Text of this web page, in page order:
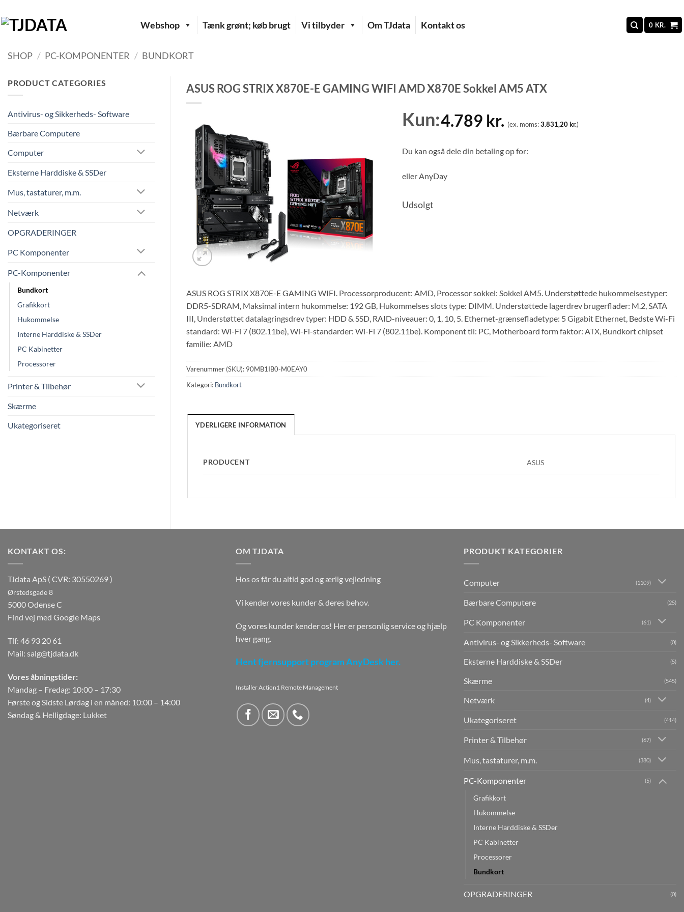
til
indhold
Webshop Tænk grønt; køb brugt Vi tilbyder Om TJdata Kontakt os 0 KR.
SHOP / PC-KOMPONENTER / BUNDKORT
PRODUCT CATEGORIES
Antivirus- og Sikkerheds- Software
Bærbare Computere
Computer
Eksterne Harddiske & SSDer
Mus, tastaturer, m.m.
Netværk
OPGRADERINGER
PC Komponenter
PC-Komponenter
Bundkort
Grafikkort
Hukommelse
Interne Harddiske & SSDer
PC Kabinetter
Processorer
Printer & Tilbehør
Skærme
Ukategoriseret
ASUS ROG STRIX X870E-E GAMING WIFI AMD X870E Sokkel AM5 ATX
Kun:4.789 kr. (ex. moms:3.831,20kr.)
Du kan også dele din betaling op for:
ellerAnyDay
Udsolgt
ASUS ROG STRIX X870E-E GAMING WIFI. Processorproducent: AMD, Processor sokkel: Sokkel AM5. Understøttede hukommelsestyper:
DDR5-SDRAM, Maksimal intern hukommelse: 192 GB, Hukommelses slots type: DIMM. Understøttede lagerdrev brugerflader: M.2, SATA
III, Understøttet datalagringsdrev typer: HDD & SSD, RAID-niveauer: 0, 1, 10, 5. Ethernet-grænsefladetype: 5 Gigabit Ethernet, Bedste Wi-Fi
standard: Wi-Fi 7 (802.11be), Wi-Fi-standarder: Wi-Fi 7 (802.11be). Komponent til: PC, Motherboard form faktor: ATX, Bundkort chipset
familie: AMD
Varenummer (SKU): 90MB1IB0-M0EAY0
Kategori: Bundkort
YDERLIGERE INFORMATION
PRODUCENT ASUS
KONTAKT OS:
TJdata ApS ( CVR: 30550269 )
Ørstedsgade 8
5000 Odense C
Find vej med Google Maps
Tlf: 46 93 20 61
Mail: salg@tjdata.dk
Vores åbningstider:
Mandag – Fredag: 10:00 – 17:30
Første og Sidste Lørdag i en måned: 10:00 – 14:00
Søndag & Helligdage: Lukket
OM TJDATA
Hos os får du altid god og ærlig vejledning
Vi kender vores kunder & deres behov.
Og vores kunder kender os! Her er personlig service og hjælp
hver gang.
Hent fjernsupport program AnyDesk her.
Installer Action1 Remote Management
PRODUKT KATEGORIER
Computer (1109)
Bærbare Computere (25)
PC Komponenter (61)
Antivirus- og Sikkerheds- Software (0)
Eksterne Harddiske & SSDer (5)
Skærme (545)
Netværk (4)
Ukategoriseret (414)
Printer & Tilbehør (67)
Mus, tastaturer, m.m. (380)
PC-Komponenter (5)
Grafikkort
Hukommelse
Interne Harddiske & SSDer
PC Kabinetter
Processorer
Bundkort
OPGRADERINGER (0)